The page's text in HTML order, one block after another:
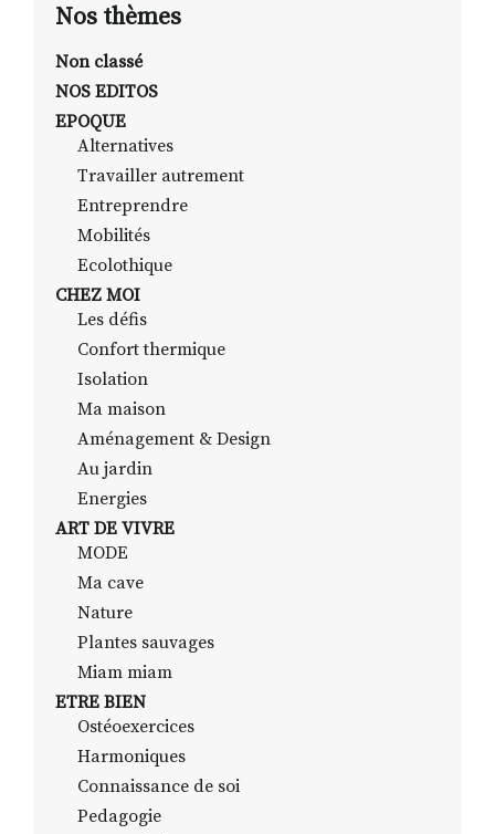
ALTER STRADA
ROSÉE DE MAI
RECHERCHER
Nos thèmes
Non classé
NOS EDITOS
EPOQUE
Alternatives
Travailler autrement
Entreprendre
Mobilités
Ecolothique
CHEZ MOI
Les défis
Confort thermique
Isolation
Ma maison
Aménagement & Design
Au jardin
Energies
ART DE VIVRE
MODE
Ma cave
Nature
Plantes sauvages
Miam miam
ETRE BIEN
Ostéoexercices
Harmoniques
Connaissance de soi
Pedagogie